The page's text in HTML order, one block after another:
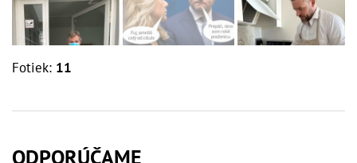
Fotiek: 11
ODPORÚČAME